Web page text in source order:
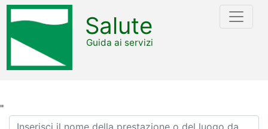
"
Salute
Guida ai servizi
Ricerca